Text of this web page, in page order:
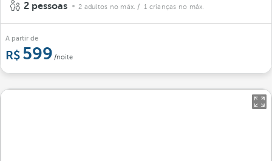
2 pessoas 2 adultos no máx. / 1 crianças no máx.
A partir de
599 /noite